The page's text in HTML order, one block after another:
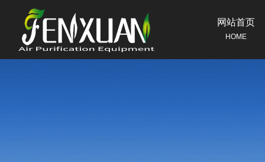
网站首页
HOME